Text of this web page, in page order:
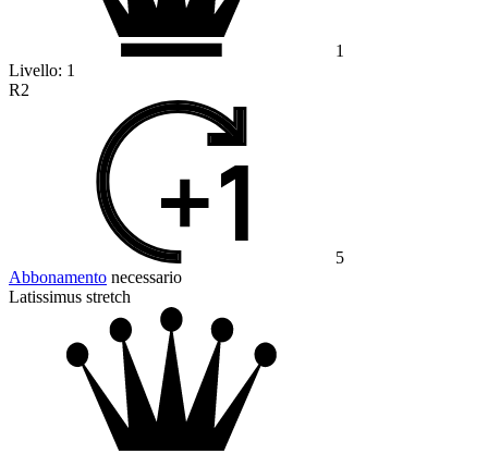
1
Livello: 1
R2
5
Abbonamento necessario
Latissimus stretch